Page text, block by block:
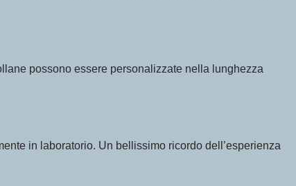
possono essere personalizzate nella lunghezza
in laboratorio. Un bellissimo ricordo dell’esperienza